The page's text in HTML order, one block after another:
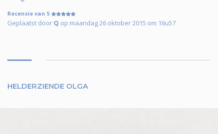
Recensie van 5
Geplaatst door Q op maandag 26 oktober 2015 om 16u57
HELDERZIENDE OLGA